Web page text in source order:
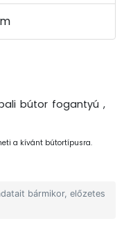
bútor fogantyú ,
a kívánt bútortípusra.
bármikor, előzetes